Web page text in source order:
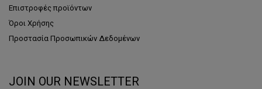
Επιστροφές προϊόντων
Όροι Χρήσης
Προστασία Προσωπικών Δεδομένων
JOIN OUR NEWSLETTER